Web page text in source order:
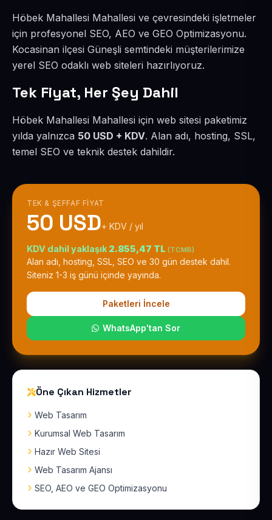
Höbek Mahallesi Mahallesi ve çevresindeki işletmeler
için profesyonel SEO, AEO ve GEO Optimizasyonu.
Kocasinan ilçesi Güneşli semtindeki müşterilerimize
yerel SEO odaklı web siteleri hazırlıyoruz.
Tek Fiyat, Her Şey Dahil
Höbek Mahallesi Mahallesi için web sitesi paketimiz
yılda yalnızca 50 USD + KDV. Alan adı, hosting, SSL,
temel SEO ve teknik destek dahildir.
TEK & ŞEFFAF FIYAT
50 USD+ KDV / yıl
KDV dahil yaklaşık 2.855,47 TL (TCMB)
Alan adı, hosting, SSL, SEO ve 30 gün destek dahil.
Siteniz 1-3 iş günü içinde yayında.
Paketleri İncele
WhatsApp'tan Sor
Öne Çıkan Hizmetler
Web Tasarım
Kurumsal Web Tasarım
Hazır Web Sitesi
Web Tasarım Ajansı
SEO, AEO ve GEO Optimizasyonu